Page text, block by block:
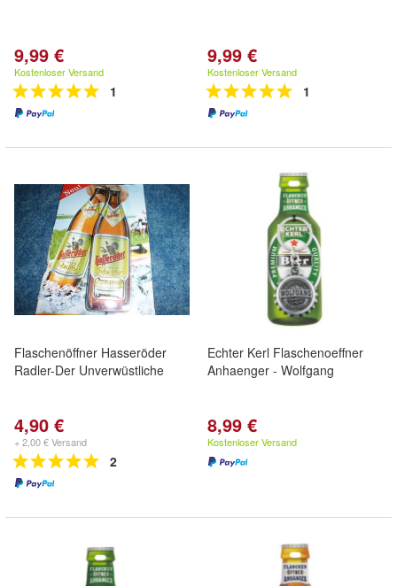
9,99 €
Kostenloser Versand
1
9,99 €
Kostenloser Versand
1
Flaschenöffner Hasseröder
Radler-Der Unverwüstliche
4,90 €
+ 2,00 € Versand
2
Echter Kerl Flaschenoeffner
Anhaenger - Wolfgang
8,99 €
Kostenloser Versand